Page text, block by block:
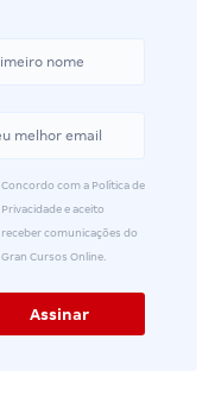
Concordo com a Política de
Privacidade e aceito
receber comunicações do
Gran Cursos Online.